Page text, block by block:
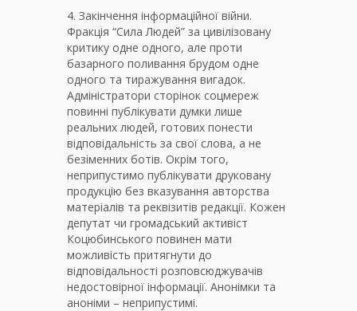
4. Закінчення інформаційної війни.
Фракція “Сила Людей” за цивілізовану
критику одне одного, але проти
базарного поливання брудом одне
одного та тиражування вигадок.
Адміністратори сторінок соцмереж
повинні публікувати думки лише
реальних людей, готових понести
відповідальність за свої слова, а не
безіменних ботів. Окрім того,
неприпустимо публікувати друковану
продукцію без вказування авторства
матеріалів та реквізитів редакції. Кожен
депутат чи громадський активіст
Коцюбинського повинен мати
можливість притягнути до
відповідальності розповсюджувачів
недостовірної інформації. Анонімки та
аноніми – неприпустимі.